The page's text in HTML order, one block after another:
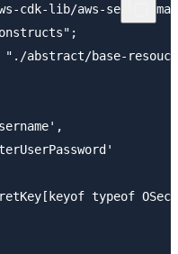
cdk-lib/aws-
"./abstract/base-
typeof